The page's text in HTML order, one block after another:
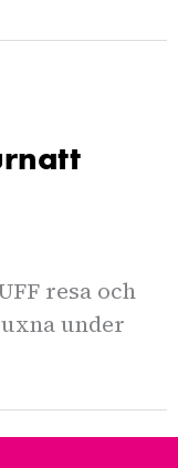
resa och
under